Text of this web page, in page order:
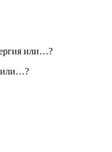
или…?
или…?